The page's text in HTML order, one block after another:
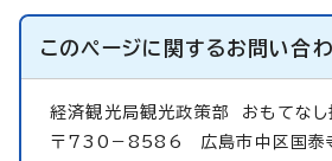
このページに関するお問い合
経済観光局観光政策部 おもてな
〒730－8586 広島市中区国泰